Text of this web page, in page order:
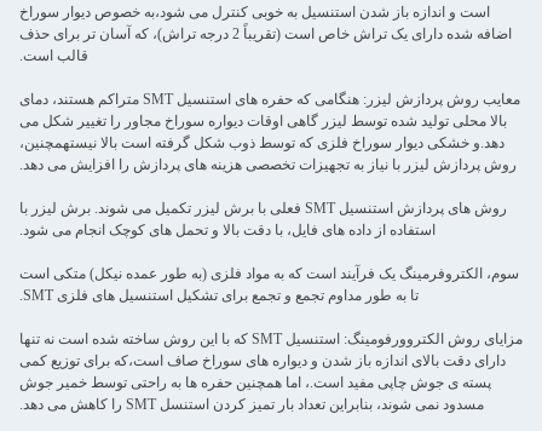
است و اندازه باز شدن استنسیل به خوبی کنترل می شود،به خصوص دیوار سوراخ
اضافه شده دارای یک تراش خاص است (تقریباً 2 درجه تراش)، که آسان تر برای حذف
قالب است.
معایب روش پردازش لیزر: هنگامی که حفره های استنسیل SMT متراکم هستند، دمای
بالا محلی تولید شده توسط لیزر گاهی اوقات دیواره سوراخ مجاور را تغییر شکل می
دهد.و خشکی دیوار سوراخ فلزی که توسط ذوب شکل گرفته است بالا نیستهمچنین،
روش پردازش لیزر با نیاز به تجهیزات تخصصی هزینه های پردازش را افزایش می دهد.
روش های پردازش استنسیل SMT فعلی با برش لیزر تکمیل می شوند. برش لیزر با
استفاده از داده های فایل، با دقت بالا و تحمل های کوچک انجام می شود.
سوم، الکتروفرمینگ یک فرآیند است که به مواد فلزی (به طور عمده نیکل) متکی است
تا به طور مداوم تجمع و تجمع برای تشکیل استنسیل های فلزی SMT.
مزایای روش الکتروورفومینگ: استنسیل SMT که با این روش ساخته شده است نه تنها
دارای دقت بالای اندازه باز شدن و دیواره های سوراخ صاف است،که برای توزیع کمی
پسته ی جوش چاپی مفید است.، اما همچنین حفره ها به راحتی توسط خمیر جوش
مسدود نمی شوند، بنابراین تعداد بار تمیز کردن استنسل SMT را کاهش می دهد.